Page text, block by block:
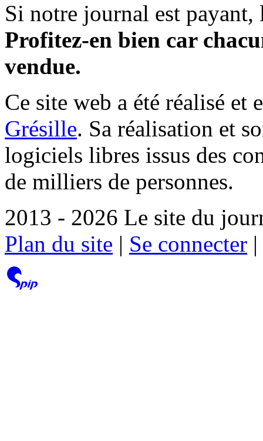
Si notre journal est payant,
Profitez-en bien car
vendue.
Ce site web a été réalisé et
Grésille. Sa réalisation et
logiciels libres issus des
de milliers de personnes.
2013 - 2026 Le site du
Plan du site | Se connecter |